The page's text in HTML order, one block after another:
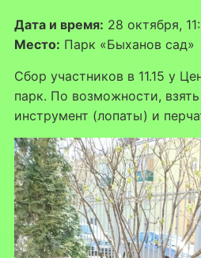
Дата и время: 28 октября,
Место: Парк «Быханов сад»
Сбор участников в 11.15 у
парк. По возможности,
инструмент (лопаты) и